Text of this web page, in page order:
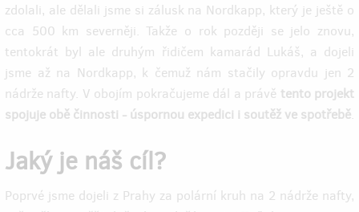
zdolali, ale dělali jsme si zálusk na Nordkapp, který je ještě o
cca 500 km severněji. Takže o rok později se jelo znovu,
tentokrát byl ale druhým řidičem kamarád Lukáš, a dojeli
jsme až na Nordkapp, k čemuž nám stačily opravdu jen 2
nádrže nafty. V obojím pokračujeme dál a právě tento projekt
spojuje obě činnosti - úspornou expedici i soutěž ve spotřebě.
Jaký je náš cíl?
Poprvé jsme dojeli z Prahy za polární kruh na 2 nádrže nafty,